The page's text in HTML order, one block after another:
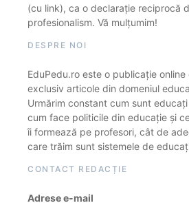
(cu link), ca o declarație reciprocă
profesionalism. Vă mulțumim!
DESPRE NOI
EduPedu.ro este o publicație
exclusiv articole din domeniul
Urmărim constant cum sunt
cum face politicile din educație și
îi formează pe profesori, cât de
care trăim sunt sistemele de
CONTACT REDACȚIE
Adrese e-mail